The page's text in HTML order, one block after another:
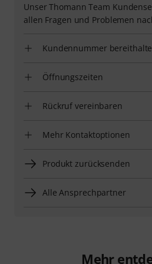
Unser Thomann Team
allen Fragen und Problemen
Kundennummer
Öffnungszeiten
Rückruf vereinbaren
Mehr Kontaktoptionen
Produkt zurücksenden
Alle Ansprechpartner
Mehr